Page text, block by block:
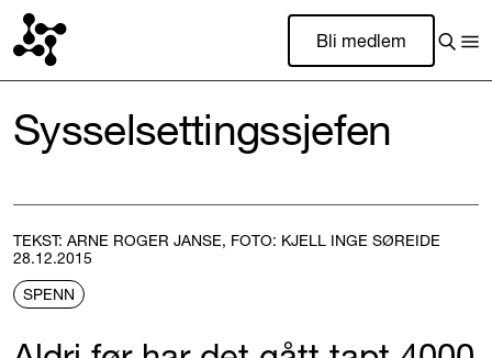
Bli medlem
Sysselsettingssjefen
TEKST: ARNE ROGER JANSE, FOTO: KJELL INGE SØREIDE
28.12.2015
SPENN